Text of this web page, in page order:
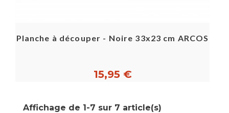
Planche à découper - Noire 33x23 cm ARCOS
15,95 €
Affichage de 1-7 sur 7 article(s)